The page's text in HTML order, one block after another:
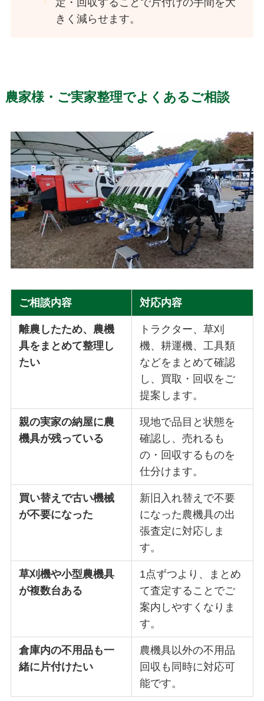
きく減らせます。
農家様・ご実家整理でよくあるご相談
ご相談内容 対応内容
離農したため、農機
具をまとめて整理し
たい
トラクター、草刈
機、耕運機、工具類
などをまとめて確認
し、買取・回収をご
提案します。
親の実家の納屋に農
機具が残っている
現地で品目と状態を
確認し、売れるも
の・回収するものを
仕分けます。
買い替えで古い機械
が不要になった
新旧入れ替えで不要
になった農機具の出
張査定に対応しま
す。
草刈機や小型農機具
が複数台ある
1点ずつより、まとめ
て査定することでご
案内しやすくなりま
す。
倉庫内の不用品も一
緒に片付けたい
農機具以外の不用品
回収も同時に対応可
能です。